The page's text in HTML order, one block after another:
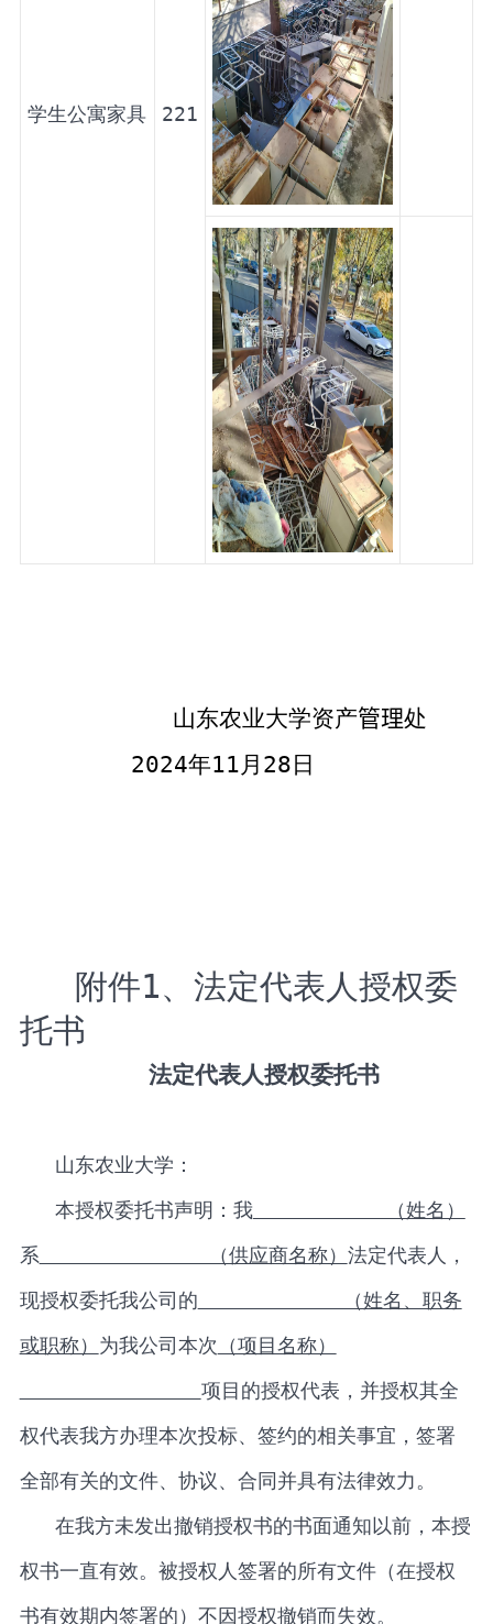
学生公寓家具 221
山东农业大学资产管理处
2024年11 月 28 日
附件1、法定代表人授权委
托书
法定代表人授权委托书
山东农业大学：
本授权委托书声明：我（姓名）
系 （供应商名称） 法定代表人，
现授权委托我公司的 （姓名、职务
或职称） 为我公司本次 （项目名称）
项目的授权代表，并授权其全
权代表我方办理本次投标、签约的相关事宜，签署
全部有关的文件、协议、合同并具有法律效力。
在我方未发出撤销授权书的书面通知以前，本授
权书一直有效。被授权人签署的所有文件（在授权
书有效期内签署的）不因授权撤销而失效。